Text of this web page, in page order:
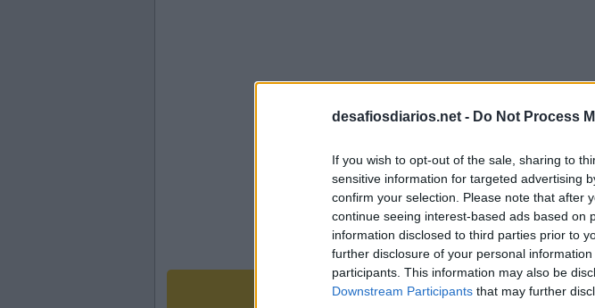
desafiosdiarios.net - Do Not Process
If you wish to opt-out of the sale, sharing to
sensitive information for targeted advertising
confirm your selection. Please note that after
continue seeing interest-based ads based on
information disclosed to third parties prior to
further disclosure of your personal
participants. This information may also be
Downstream Participants that may further
Oitava